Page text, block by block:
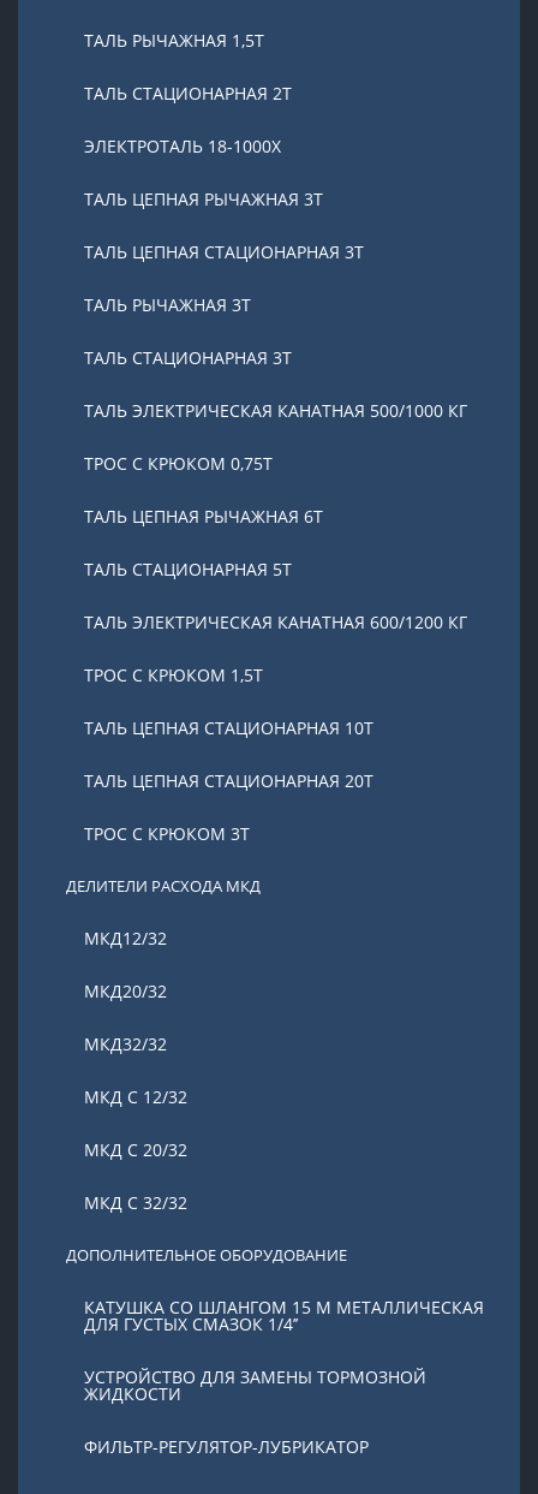
ТАЛЬ РЫЧАЖНАЯ 1,5Т
ТАЛЬ СТАЦИОНАРНАЯ 2Т
ЭЛЕКТРОТАЛЬ 18-1000X
ТАЛЬ ЦЕПНАЯ РЫЧАЖНАЯ 3Т
ТАЛЬ ЦЕПНАЯ СТАЦИОНАРНАЯ 3Т
ТАЛЬ РЫЧАЖНАЯ 3Т
ТАЛЬ СТАЦИОНАРНАЯ 3Т
ТАЛЬ ЭЛЕКТРИЧЕСКАЯ КАНАТНАЯ 500/1000 КГ
ТРОС С КРЮКОМ 0,75Т
ТАЛЬ ЦЕПНАЯ РЫЧАЖНАЯ 6Т
ТАЛЬ СТАЦИОНАРНАЯ 5Т
ТАЛЬ ЭЛЕКТРИЧЕСКАЯ КАНАТНАЯ 600/1200 КГ
ТРОС С КРЮКОМ 1,5Т
ТАЛЬ ЦЕПНАЯ СТАЦИОНАРНАЯ 10Т
ТАЛЬ ЦЕПНАЯ СТАЦИОНАРНАЯ 20Т
ТРОС С КРЮКОМ 3Т
ДЕЛИТЕЛИ РАСХОДА МКД
МКД12/32
МКД20/32
МКД32/32
МКД С 12/32
МКД С 20/32
МКД С 32/32
ДОПОЛНИТЕЛЬНОЕ ОБОРУДОВАНИЕ
КАТУШКА СО ШЛАНГОМ 15 М МЕТАЛЛИЧЕСКАЯ
ДЛЯ ГУСТЫХ СМАЗОК 1/4’’
УСТРОЙСТВО ДЛЯ ЗАМЕНЫ ТОРМОЗНОЙ
ЖИДКОСТИ
ФИЛЬТР-РЕГУЛЯТОР-ЛУБРИКАТОР